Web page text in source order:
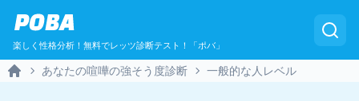
POBA
楽しく性格分析！無料でレッツ診断テスト！「ポバ」
あなたの喧嘩の強そう度診断 一般的な人レベル